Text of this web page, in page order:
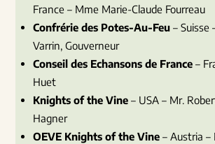
France – Mme Marie-Claude Fourreau
Confrérie des Potes-Au-Feu – Suisse
Varrin, Gouverneur
Conseil des Echansons de France –
Huet
Knights of the Vine – USA – Mr.
Hagner
OEVE Knights of the Vine – Austria –